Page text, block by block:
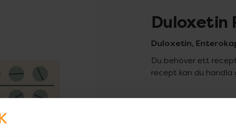
Duloxetin
Duloxetin,
Du behöver ett
recept kan du